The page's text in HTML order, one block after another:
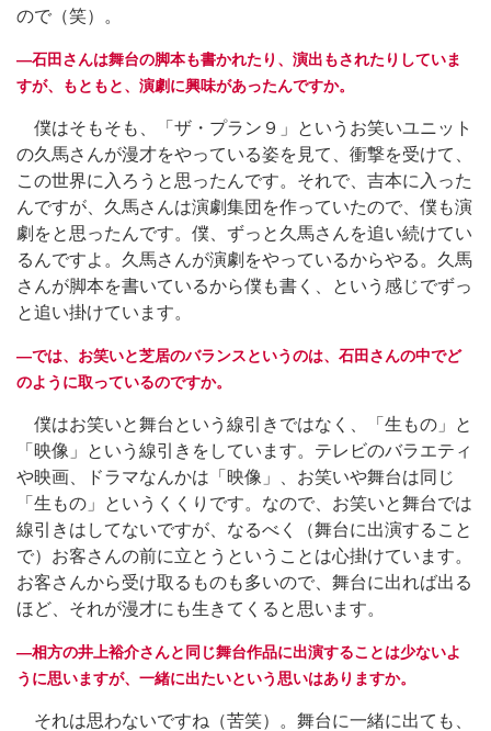
ので（笑）。
―石田さんは舞台の脚本も書かれたり、演出もされたりしていま
すが、もともと、演劇に興味があったんですか。
僕はそもそも、「ザ・プラン９」というお笑いユニット
の久馬さんが漫才をやっている姿を見て、衝撃を受けて、
この世界に入ろうと思ったんです。それで、吉本に入った
んですが、久馬さんは演劇集団を作っていたので、僕も演
劇をと思ったんです。僕、ずっと久馬さんを追い続けてい
るんですよ。久馬さんが演劇をやっているからやる。久馬
さんが脚本を書いているから僕も書く、という感じでずっ
と追い掛けています。
―では、お笑いと芝居のバランスというのは、石田さんの中でど
のように取っているのですか。
僕はお笑いと舞台という線引きではなく、「生もの」と
「映像」という線引きをしています。テレビのバラエティ
や映画、ドラマなんかは「映像」、お笑いや舞台は同じ
「生もの」というくくりです。なので、お笑いと舞台では
線引きはしてないですが、なるべく（舞台に出演すること
で）お客さんの前に立とうということは心掛けています。
お客さんから受け取るものも多いので、舞台に出れば出る
ほど、それが漫才にも生きてくると思います。
―相方の井上裕介さんと同じ舞台作品に出演することは少ないよ
うに思いますが、一緒に出たいという思いはありますか。
それは思わないですね（苦笑）。舞台に一緒に出ても、